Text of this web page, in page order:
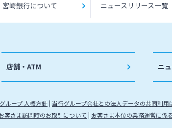
宮崎銀行について ニュースリリース一覧
店舗・ATM ニ
ループ 人権方針 当行グループ会社との法人データの共同利用
客さま訪問時のお取引について お客さま本位の業務運営に係